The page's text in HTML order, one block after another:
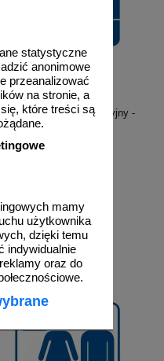
statystyczne
anonimowe
przeanalizować
na stronie, a
które treści są
mamy
użytkownika
dzięki temu
indywidualnie
oraz do
Ciągnąć - znak informacyjny -
od 3,23 zł
2,63 zł netto
do koszyka